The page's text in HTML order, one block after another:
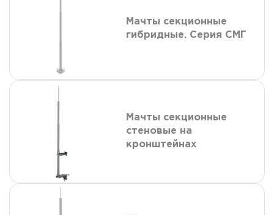
Мачты секционные
гибридные. Серия СМГ
Мачты секционные
стеновые на
кронштейнах